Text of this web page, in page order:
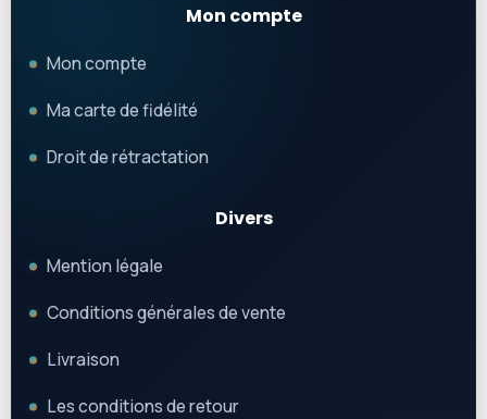
Mon compte
Mon compte
Ma carte de fidélité
Droit de rétractation
Divers
Mention légale
Conditions générales de vente
Livraison
Les conditions de retour